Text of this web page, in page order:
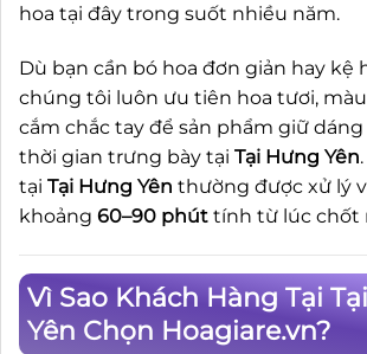
hoa tại đây trong suốt nhiều năm.
Dù bạn cần bó hoa đơn giản hay kệ
chúng tôi luôn ưu tiên hoa tươi,
cắm chắc tay để sản phẩm giữ
thời gian trưng bày tại Tại Hưng Yên
tại Tại Hưng Yên thường được xử lý
khoảng 60–90 phút tính từ lúc chốt
Vì Sao Khách Hàng Tại
Yên Chọn Hoagiare.vn?